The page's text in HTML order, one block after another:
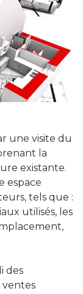
une visite du
la
existante.
espace
tels que :
utilisés, les
des
ventes